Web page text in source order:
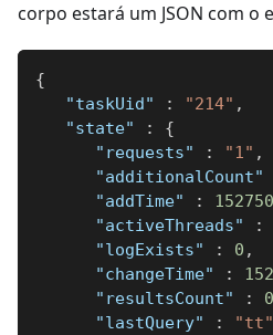
corpo estará um JSON com o
{
"taskUid"
: "214" ,
"state"
:
{
"requests"
: "1" ,
"additionalCount"
"addTime"
:
"activeThreads"
:
"logExists"
: 0 ,
"changeTime"
:
"resultsCount"
: 0
"lastQuery"
: "tt"